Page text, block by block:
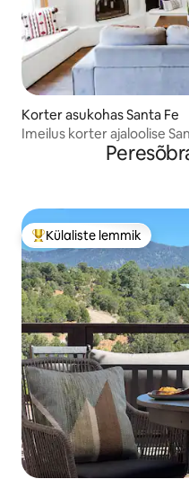
Korter asukohas Santa Fe
Imeilus korter ajaloolise
Külaliste suur lemmik
Külaliste lemmik